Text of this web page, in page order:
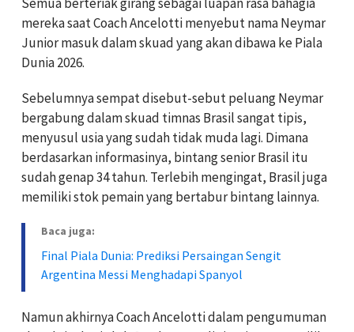
mereka saat Coach Ancelotti menyebut nama Neymar
Junior masuk dalam skuad yang akan dibawa ke Piala
Dunia 2026.
Sebelumnya sempat disebut-sebut peluang Neymar
bergabung dalam skuad timnas Brasil sangat tipis,
menyusul usia yang sudah tidak muda lagi. Dimana
berdasarkan informasinya, bintang senior Brasil itu
sudah genap 34 tahun. Terlebih mengingat, Brasil juga
memiliki stok pemain yang bertabur bintang lainnya.
Baca juga:
Final Piala Dunia: Prediksi Persaingan Sengit
Argentina Messi Menghadapi Spanyol
Namun akhirnya Coach Ancelotti dalam pengumuman